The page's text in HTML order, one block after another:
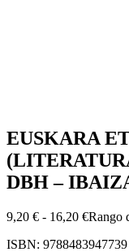
EUSKARA
DBH –
9,20 € - 16,20 €Rango
ISBN: 9788483947739